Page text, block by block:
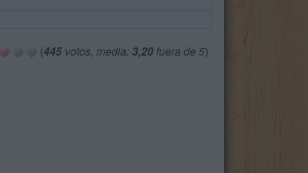
(445votos, media: 3,20 fuera de 5)